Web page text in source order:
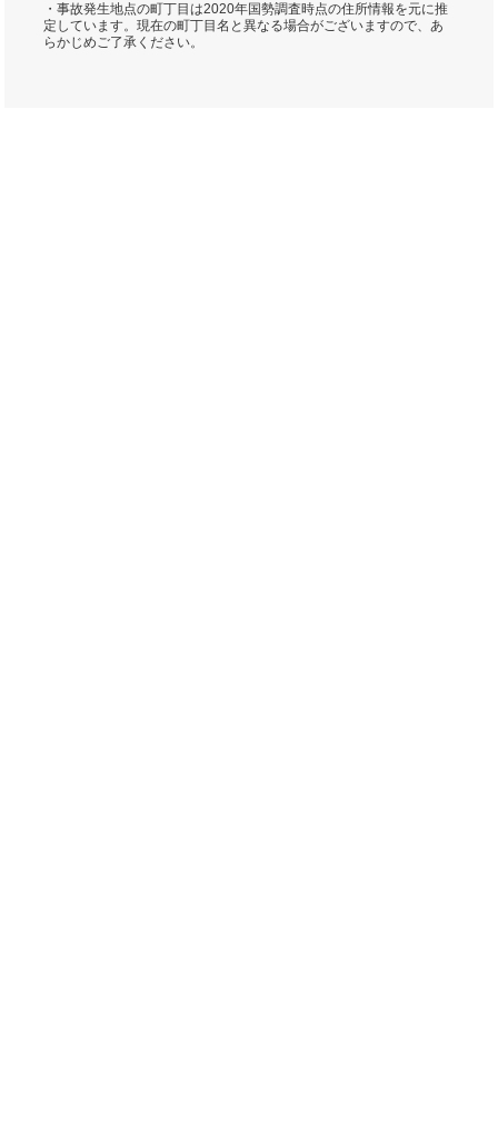
・事故発生地点の町丁目は2020年国勢調査時点の住所情報を元に推
定しています。現在の町丁目名と異なる場合がございますので、あ
らかじめご了承ください。